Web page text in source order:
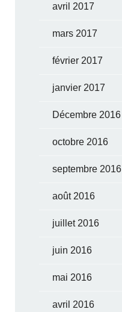
avril 2017
mars 2017
février 2017
janvier 2017
Décembre 2016
octobre 2016
septembre 2016
août 2016
juillet 2016
juin 2016
mai 2016
avril 2016